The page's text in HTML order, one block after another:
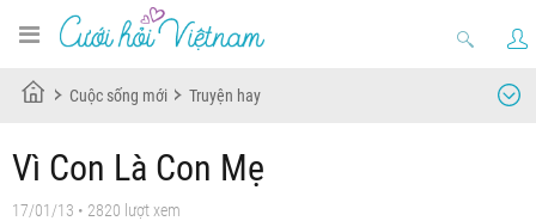
Cuộc sống mới Truyện hay
Vì Con Là Con Mẹ
17/01/13 • 2820 lượt xem